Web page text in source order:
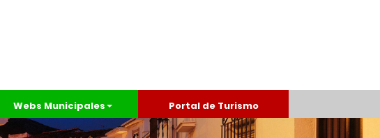
Webs Municipales Portal de Turismo